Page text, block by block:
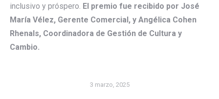
inclusivo y próspero. El premio fue recibido por José
María Vélez, Gerente Comercial, y Angélica Cohen
Rhenals, Coordinadora de Gestión de Cultura y
Cambio.
3 marzo, 2025